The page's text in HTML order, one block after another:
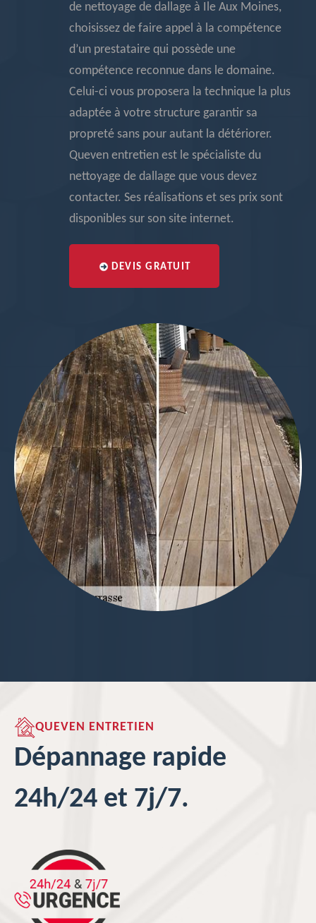
de nettoyage de dallage à Ile Aux Moines,
choisissez de faire appel à la compétence
d’un prestataire qui possède une
compétence reconnue dans le domaine.
Celui-ci vous proposera la technique la plus
adaptée à votre structure garantir sa
propreté sans pour autant la détériorer.
Queven entretien est le spécialiste du
nettoyage de dallage que vous devez
contacter. Ses réalisations et ses prix sont
disponibles sur son site internet.
DEVIS GRATUIT
QUEVEN ENTRETIEN
Dépannage rapide
24h/24 et 7j/7.